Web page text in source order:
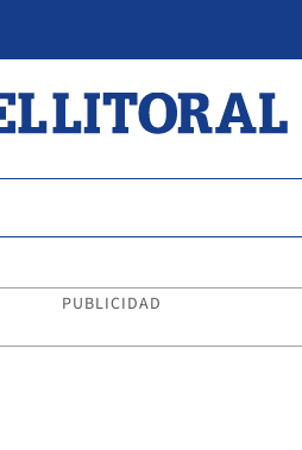
PUBLICIDAD